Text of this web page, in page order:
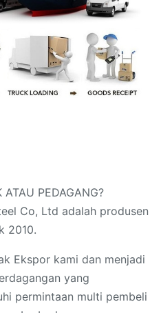
ATAU PEDAGANG?
Co, Ltd adalah produsen
2010.
Ekspor kami dan menjadi
yang
permintaan multi pembeli